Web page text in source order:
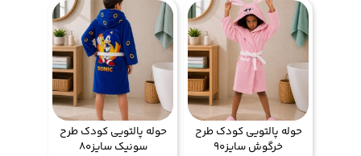
حوله پالتویی کودک طرح
خرگوش سایز90
حوله پالتویی کودک طرح
سونیک سایز80